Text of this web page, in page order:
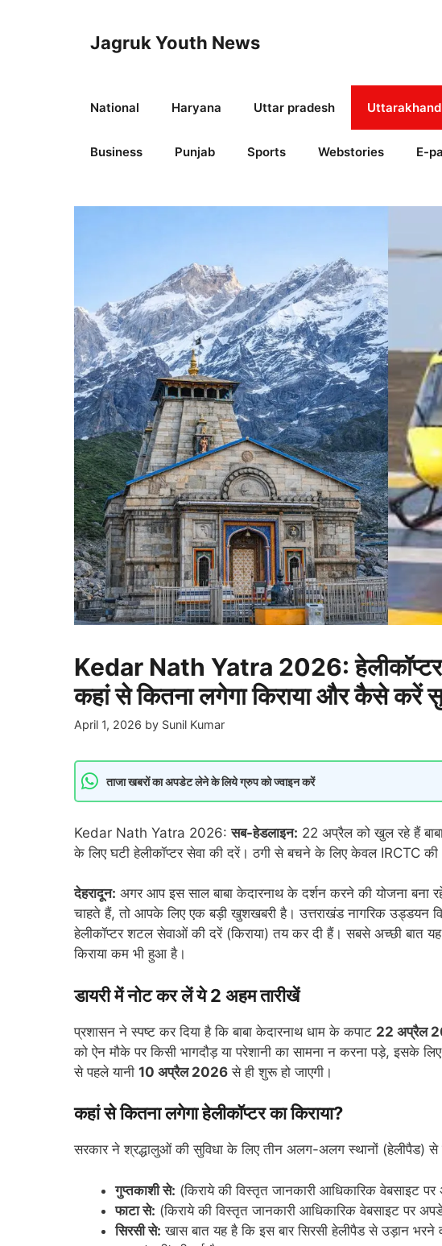
Jagruk Youth News
National Haryana Uttar pradesh Uttarakhand
Business Punjab Sports Webstories E-
Kedar Nath Yatra 2026:
कहां से कितना लगेगा किराया और कैसे करें
April 1, 2026 by Sunil Kumar
ताजा खबरों का अपडेट लेने के लिये ग्रुप को ज्वाइन करें
Kedar Nath Yatra 2026:सब-हेडलाइन: 22 अप्रैल को खुल रहे हैं
के लिए घटी हेलीकॉप्टर सेवा की दरें। ठगी से बचने के लिए केवल IRCTC
देहरादून: अगर आप इस साल बाबा केदारनाथ के दर्शन करने की योजना बना
चाहते हैं, तो आपके लिए एक बड़ी खुशखबरी है। उत्तराखंड नागरिक उड्डयन
हेलीकॉप्टर शटल सेवाओं की दरें (किराया) तय कर दी हैं। सबसे अच्छी बात
किराया कम भी हुआ है।
डायरी में नोट कर लें ये 2 अहम तारीखें
प्रशासन ने स्पष्ट कर दिया है कि बाबा केदारनाथ धाम के कपाट 22 अप्रैल
को ऐन मौके पर किसी भागदौड़ या परेशानी का सामना न करना पड़े, इसके
से पहले यानी 10 अप्रैल 2026 से ही शुरू हो जाएगी।
कहां से कितना लगेगा हेलीकॉप्टर का किराया?
सरकार ने श्रद्धालुओं की सुविधा के लिए तीन अलग-अलग स्थानों (हेलीपैड) से
गुप्तकाशी से: (किराये की विस्तृत जानकारी आधिकारिक वेबसाइट
फाटा से: (किराये की विस्तृत जानकारी आधिकारिक वेबसाइट पर
सिरसी से: खास बात यह है कि इस बार सिरसी हेलीपैड से उड़ान भरने